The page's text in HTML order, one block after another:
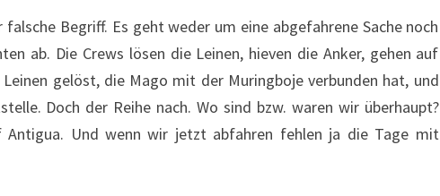
Begriff. Es geht weder um eine abgefahrene Sache noch
ab. Die Crews lösen die Leinen, hieven die Anker, gehen auf
Leinen gelöst, die Mago mit der Muringboje verbunden hat, und
Doch der Reihe nach. Wo sind bzw. waren wir überhaupt?
Antigua. Und wenn wir jetzt abfahren fehlen ja die Tage mit